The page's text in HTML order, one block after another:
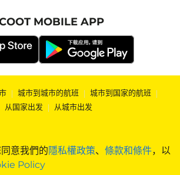
意我們的隱私權政策、 條款和條件，以
Policy
MOBILE APP
| 城市到城市的航班 | 城市到国家的航班 |
从国家出发 | 从城市出发